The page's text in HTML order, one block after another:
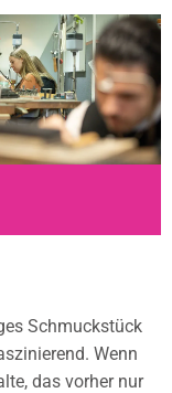
Schmuckstück
Wenn
das vorher nur